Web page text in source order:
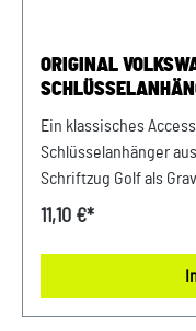
ORIGINAL
Ein klassisches
Schlüsselanhänger
Schriftzug Golf als
Hochwertige Kombination
11,10 €*